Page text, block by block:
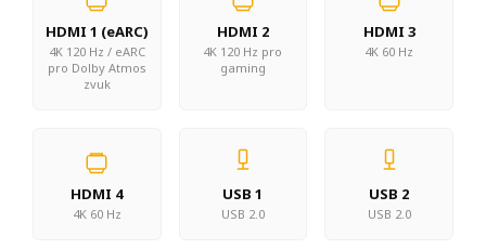
HDMI 1 (eARC)
4K 120 Hz / eARC
pro Dolby Atmos
zvuk
HDMI 2
4K 120 Hz pro
gaming
HDMI 3
4K 60 Hz
HDMI 4
4K 60 Hz
USB 1
USB 2.0
USB 2
USB 2.0